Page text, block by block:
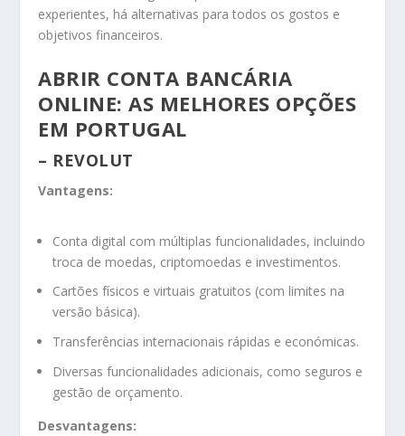
experientes, há alternativas para todos os gostos e
objetivos financeiros.
ABRIR CONTA BANCÁRIA
ONLINE: AS MELHORES OPÇÕES
EM PORTUGAL
– REVOLUT
Vantagens:
Conta digital com múltiplas funcionalidades, incluindo
troca de moedas, criptomoedas e investimentos.
Cartões físicos e virtuais gratuitos (com limites na
versão básica).
Transferências internacionais rápidas e económicas.
Diversas funcionalidades adicionais, como seguros e
gestão de orçamento.
Desvantagens: